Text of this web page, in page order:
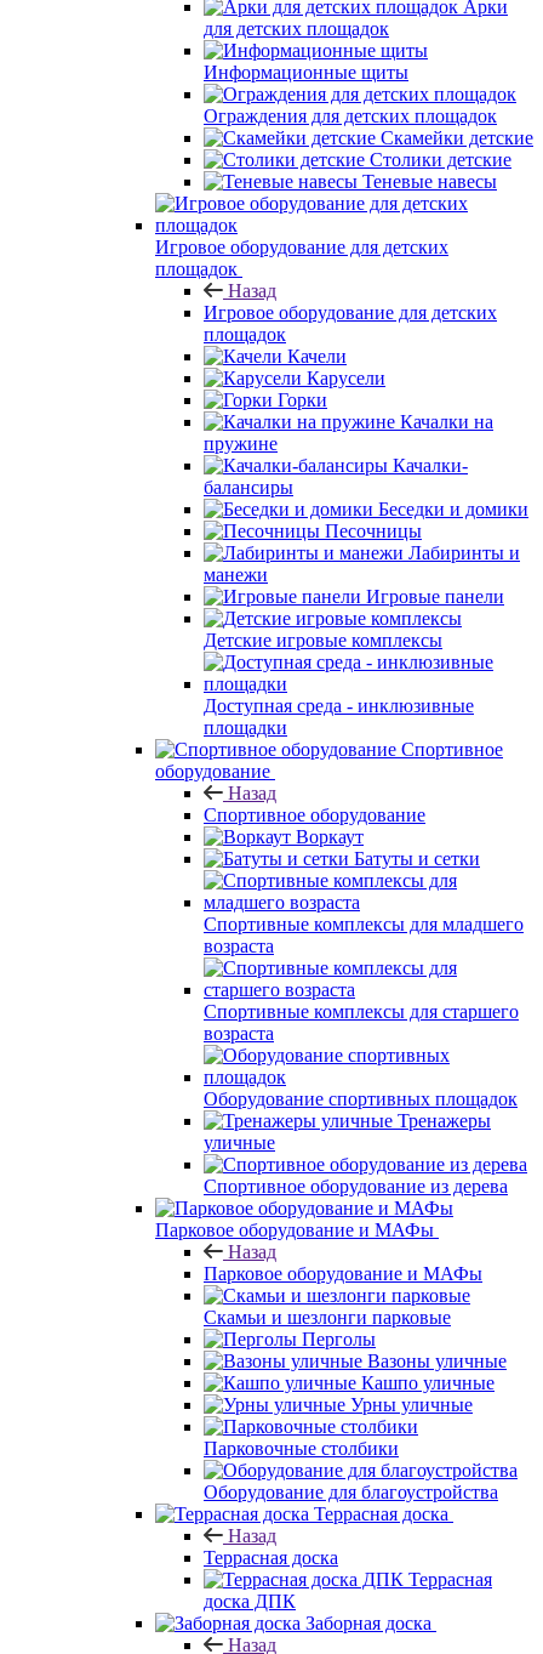
Арки
для детских площадок
Информационные щиты
Ограждения для детских площадок
Скамейки детские
Столики детские
Теневые навесы
Игровое оборудование для детских
площадок
Назад
Игровое оборудование для детских
площадок
Качели
Карусели
Горки
Качалки на
пружине
Качалки-
балансиры
Беседки и домики
Песочницы
Лабиринты и
манежи
Игровые панели
Детские игровые комплексы
Доступная среда - инклюзивные
площадки
Спортивное
оборудование
Назад
Спортивное оборудование
Воркаут
Батуты и сетки
Спортивные комплексы для младшего
возраста
Спортивные комплексы для старшего
возраста
Оборудование спортивных площадок
Тренажеры
уличные
Спортивное оборудование из дерева
Парковое оборудование и МАФы
Назад
Парковое оборудование и МАФы
Скамьи и шезлонги парковые
Перголы
Вазоны уличные
Кашпо уличные
Урны уличные
Парковочные столбики
Оборудование для благоустройства
Террасная доска
Назад
Террасная доска
Террасная
доска ДПК
Заборная доска
Назад